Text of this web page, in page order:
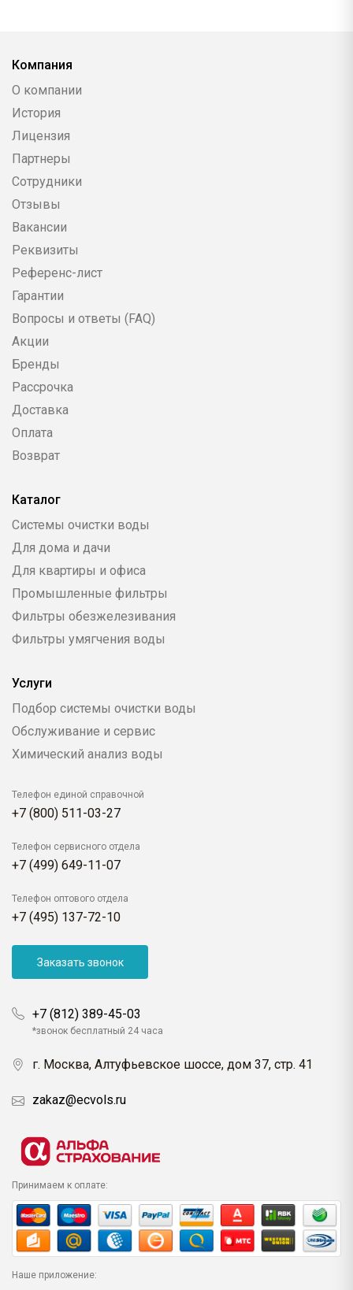
Компания
О компании
История
Лицензия
Партнеры
Сотрудники
Отзывы
Вакансии
Реквизиты
Референс-лист
Гарантии
Вопросы и ответы (FAQ)
Акции
Бренды
Рассрочка
Доставка
Оплата
Возврат
Каталог
Системы очистки воды
Для дома и дачи
Для квартиры и офиса
Промышленные фильтры
Фильтры обезжелезивания
Фильтры умягчения воды
Услуги
Подбор системы очистки воды
Обслуживание и сервис
Химический анализ воды
Телефон единой справочной
+7 (800) 511-03-27
Телефон сервисного отдела
+7 (499) 649-11-07
Телефон оптового отдела
+7 (495) 137-72-10
Заказать звонок
+7 (812) 389-45-03
*звонок бесплатный 24 часа
г. Москва, Алтуфьевское шоссе, дом 37, стр. 41
zakaz@ecvols.ru
Принимаем к оплате:
Наше приложение: